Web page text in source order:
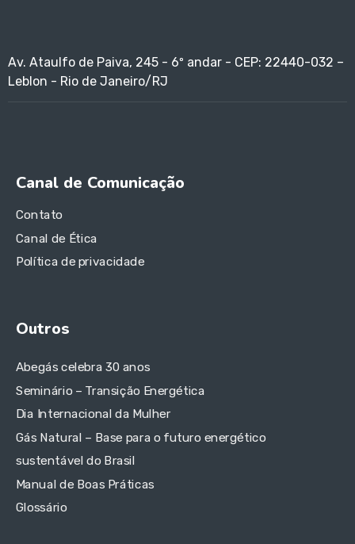
Av. Ataulfo de Paiva, 245 - 6º andar - CEP: 22440-032 –
Leblon - Rio de Janeiro/RJ
Canal de Comunicação
Contato
Canal de Ética
Política de privacidade
Outros
Abegás celebra 30 anos
Seminário – Transição Energética
Dia Internacional da Mulher
Gás Natural – Base para o futuro energético
sustentável do Brasil
Manual de Boas Práticas
Glossário